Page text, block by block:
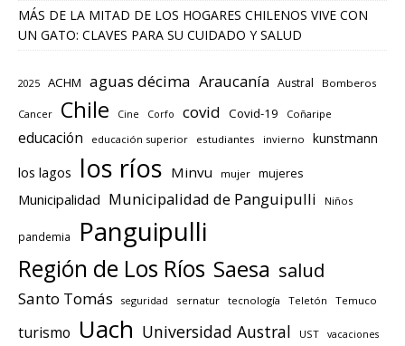
MÁS DE LA MITAD DE LOS HOGARES CHILENOS VIVE CON
UN GATO: CLAVES PARA SU CUIDADO Y SALUD
2025 ACHM aguas décima Araucanía Austral Bomberos
Cancer Chile Cine Corfo covid Covid-19 Coñaripe
educación educación superior estudiantes invierno kunstmann
los lagos los ríos Minvu mujer mujeres
Municipalidad Municipalidad de Panguipulli Niños
pandemia Panguipulli
Región de Los Ríos Saesa salud
Santo Tomás seguridad sernatur tecnología Teletón Temuco
turismo Uach Universidad Austral UST vacaciones